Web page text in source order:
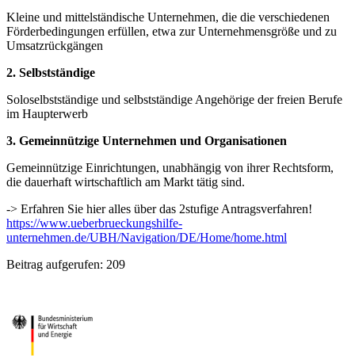
Kleine und mittelständische Unternehmen, die die verschiedenen
Förderbedingungen erfüllen, etwa zur Unternehmensgröße und zu
Umsatzrückgängen
2. Selbstständige
Soloselbstständige und selbstständige Angehörige der freien Berufe
im Haupterwerb
3. Gemeinnützige Unternehmen und Organisationen
Gemeinnützige Einrichtungen, unabhängig von ihrer Rechtsform,
die dauerhaft wirtschaftlich am Markt tätig sind.
-> Erfahren Sie hier alles über das 2stufige Antragsverfahren!
https://www.ueberbrueckungshilfe-
unternehmen.de/UBH/Navigation/DE/Home/home.html
Beitrag aufgerufen: 209